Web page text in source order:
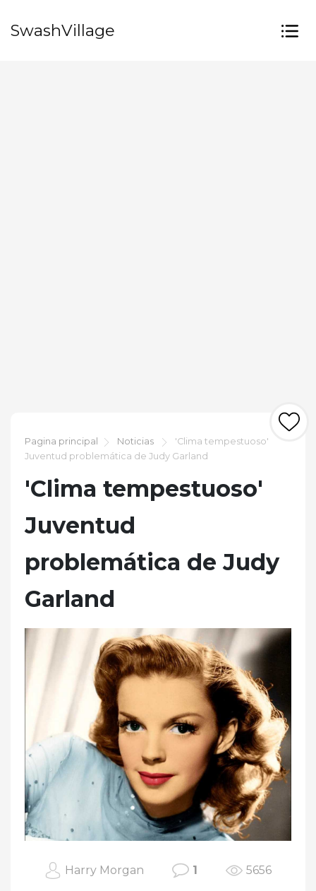
SwashVillage
Pagina principal Noticias
'Clima tempestuoso'
Juventud problemática de Judy Garland
'Clima tempestuoso'
Juventud
problemática de Judy
Garland
Harry Morgan 1 5656